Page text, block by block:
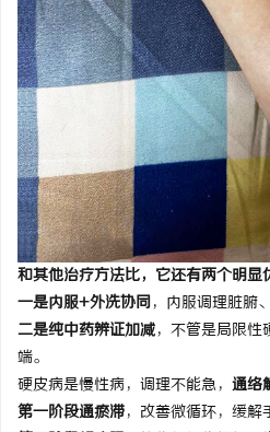
和其他治疗方法比，它还有两个明显
一是内服+外洗协同，内服调理脏腑
二是纯中药辨证加减，不管是局限
端。
硬皮病是慢性病，调理不能急， 通络
第一阶段通瘀滞，改善微循环，缓解
住车间里的“Know-how”